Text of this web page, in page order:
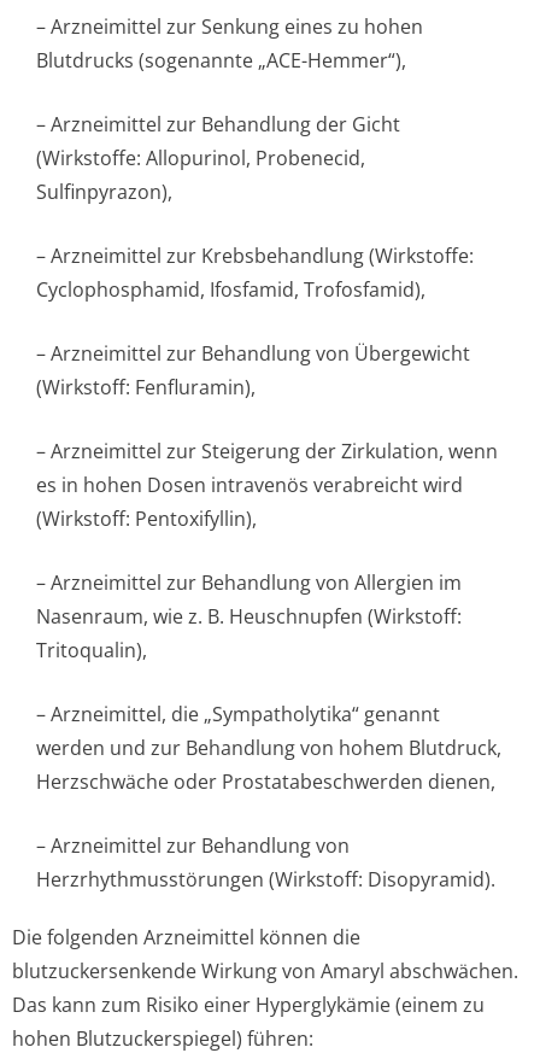
– Arzneimittel zur Senkung eines zu hohen
Blutdrucks (sogenannte „ACE-Hemmer“),
– Arzneimittel zur Behandlung der Gicht
(Wirkstoffe: Allopurinol, Probenecid,
Sulfinpyrazon),
– Arzneimittel zur Krebsbehandlung (Wirkstoffe:
Cyclophosphamid, Ifosfamid, Trofosfamid),
– Arzneimittel zur Behandlung von Übergewicht
(Wirkstoff: Fenfluramin),
– Arzneimittel zur Steigerung der Zirkulation, wenn
es in hohen Dosen intravenös verabreicht wird
(Wirkstoff: Pentoxifyllin),
– Arzneimittel zur Behandlung von Allergien im
Nasenraum, wie z. B. Heuschnupfen (Wirkstoff:
Tritoqualin),
– Arzneimittel, die „Sympatholytika“ genannt
werden und zur Behandlung von hohem Blutdruck,
Herzschwäche oder Prostatabeschwerden dienen,
– Arzneimittel zur Behandlung von
Herzrhythmusstörun­gen (Wirkstoff: Disopyramid).
Die folgenden Arzneimittel können die
blutzuckersenkende Wirkung von Amaryl abschwächen.
Das kann zum Risiko einer Hyperglykämie (einem zu
hohen Blutzuckerspiegel) führen: